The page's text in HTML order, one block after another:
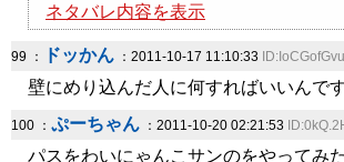
ネタバレ内容を表示
99 ： ドッかん ：2011-10-17 11:10:33
壁にめり込んだ人に何すればいいんで
100 ： ぷーちゃん ：2011-10-20 02:21:53
パスをわいにゃんこサンのをやってみ